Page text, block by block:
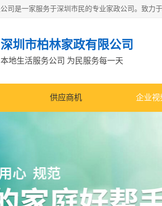
深圳市柏林家政有限公司
本地生活服务公司 为民服务每一天
供应商机 企业视